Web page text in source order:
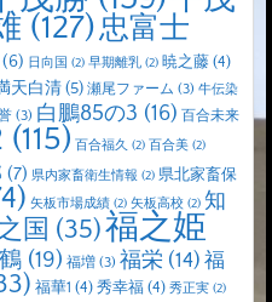
(127)忠富士
(6) 日向国 (2) 早期離乳 (2) 暁之藤 (4)
天白清(5) 瀬尾ファーム (3) 牛伝染
(3) 白鵬85の3 (16) 百合未来
(115) 百合福久 (2) 百合美 (2)
(7) 県内家畜衛生情報 (2) 県北家畜保
矢板市場成績 (2) 矢板高校 (2) 知
国 (35)福之姫
(19) 福増 (3) 福栄 (14) 福
福華1 (4) 秀幸福 (4) 秀正実 (2)